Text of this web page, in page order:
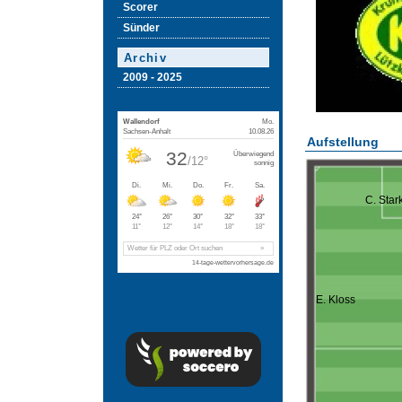
Scorer
Sünder
Archiv
2009 - 2025
Aufstellung
C.
E. Kloss